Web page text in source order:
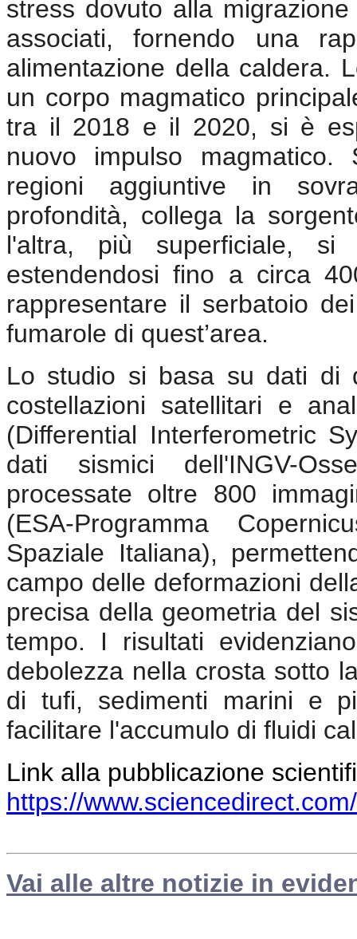
stress dovuto alla
associati, fornendo una
alimentazione della caldera.
un corpo magmatico
tra il 2018 e il 2020, si è
nuovo impulso
regioni aggiuntive in
profondità, collega la
l'altra, più superficiale,
estendendosi fino a circa
rappresentare il serbatoio
fumarole di quest’area.
Lo studio si basa su dati di
costellazioni satellitari e
(Differential Interferometric
dati sismici dell'INGV-
processate oltre 800
(ESA-Programma
Spaziale Italiana),
campo delle deformazioni
precisa della geometria del
tempo. I risultati
debolezza nella crosta sotto
di tufi, sedimenti marini e
facilitare l'accumulo di fluidi
Link alla pubblicazione
https://
Vai alle altre notizie in